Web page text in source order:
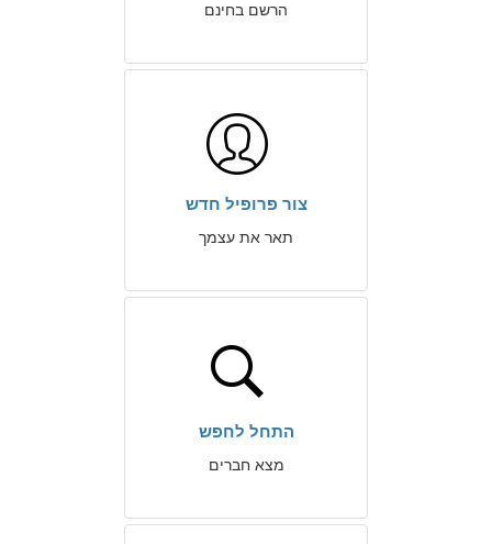
הרשם בחינם
צור פרופיל חדש
תאר את עצמך
התחל לחפש
מצא חברים